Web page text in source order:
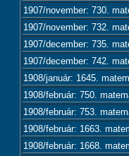
1907/november: 730.
1907/november: 732.
1907/december: 735.
1907/december: 742.
1908/január: 1645.
1908/február: 750.
1908/február: 753.
1908/február: 1663.
1908/február: 1668.